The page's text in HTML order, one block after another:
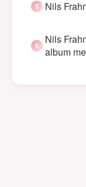
Nils
Nils
album